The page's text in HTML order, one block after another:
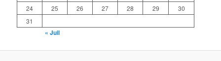
24
25 26 27 28 29
30
31
« Juil